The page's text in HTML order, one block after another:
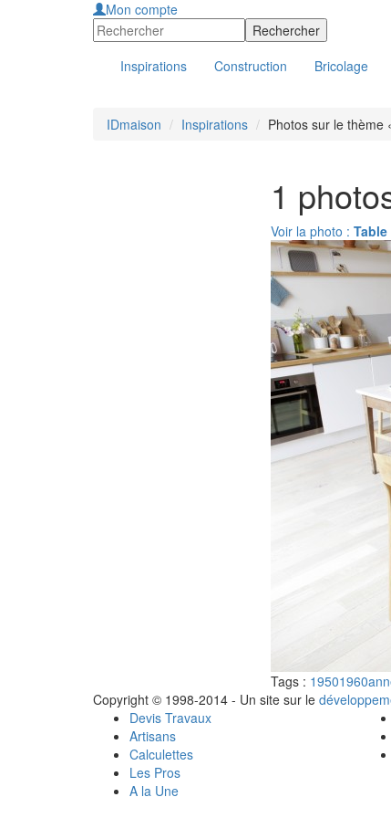
Mon compte
Inspirations Construction Bricolage
IDmaison Inspirations Photos sur le thème
1
Voir la photo :
Tags : 19501960
Copyright © 1998-2014 - Un site sur le
Devis Travaux
Artisans
Calculettes
Les Pros
A la Une